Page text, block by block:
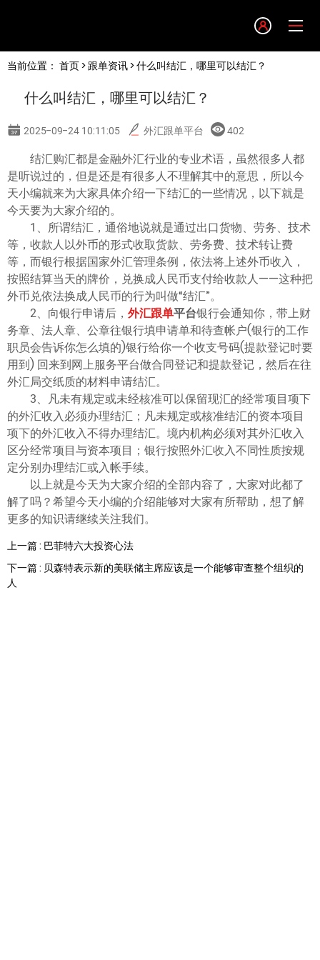
English
繁體中文
한글
日本語
Tiếng việt
ไทย
当前位置： 首页> 跟单资讯> 什么叫结汇，哪里可以结汇？
什么叫结汇，哪里可以结汇？
2025-09-24 10:11:05 外汇跟单平台 402
结汇购汇都是金融外汇行业的专业术语，虽然很多人都
是听说过的，但是还是有很多人不理解其中的意思，所以今
天小编就来为大家具体介绍一下结汇的一些情况，以下就是
今天要为大家介绍的。
1、所谓结汇，通俗地说就是通过出口货物、劳务、技术
等，收款人以外币的形式收取货款、劳务费、技术转让费
等，而银行根据国家外汇管理条例，依法将上述外币收入，
按照结算当天的牌价，兑换成人民币支付给收款人——这种把
外币兑依法换成人民币的行为叫做“结汇”。
2、向银行申请后， 外汇跟单平台银行会通知你，带上财
务章、法人章、公章往银行填申请单和待查帐户(银行的工作
职员会告诉你怎么填的)银行给你一个收支号码(提款登记时要
用到) 回来到网上服务平台做合同登记和提款登记，然后在往
外汇局交纸质的材料申请结汇。
3、凡未有规定或未经核准可以保留现汇的经常项目项下
的外汇收入必须办理结汇；凡未规定或核准结汇的资本项目
项下的外汇收入不得办理结汇。境内机构必须对其外汇收入
区分经常项目与资本项目；银行按照外汇收入不同性质按规
定分别办理结汇或入帐手续。
以上就是今天为大家介绍的全部内容了，大家对此都了
解了吗？希望今天小编的介绍能够对大家有所帮助，想了解
更多的知识请继续关注我们。
上一篇 : 巴菲特六大投资心法
下一篇 : 贝森特表示新的美联储主席应该是一个能够审查整个组织的
人